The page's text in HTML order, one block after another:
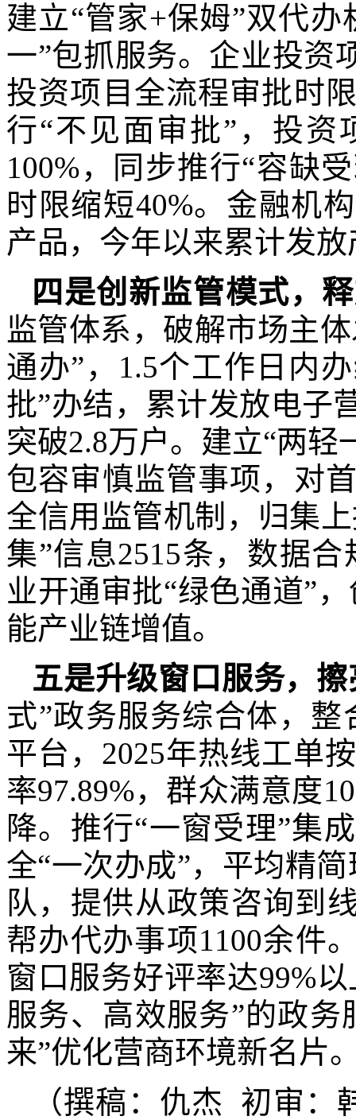
建立“管家+保姆”双代
一”包抓服务。企业投资
投资项目全流程审批时
行“不见面审批”，投
100%，同步推行“容缺
时限缩短40%。金融机
产品，今年以来累计发
四 是创新监管模式，
监管体系，破解市场主
通办”，1.5个工作日内
批”办结，累计发放电子
突破2.8万户。建立“两轻
包容审慎监管事项，对
全信用监管机制，归集
集”信息2515条，数据
业开通审批“绿色通道”
能产业链增值。
五是升级窗口服务，
式”政务服务综合体，整
平台，2025年热线工单
率97.89%，群众满意度
降。推行“一窗受理”集
全“一次办成”，平均精
队，提供从政策咨询到
帮办代办事项1100余件
窗口服务好评率达99%
服务、高效服务”的政
来”优化营商环境新名片
（撰稿：仇杰 初审